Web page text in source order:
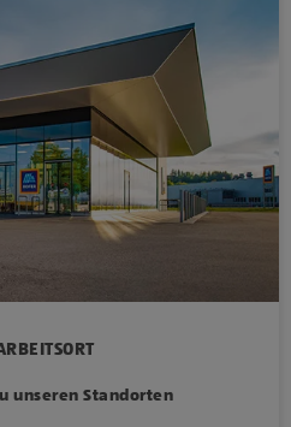
unseren Standorten